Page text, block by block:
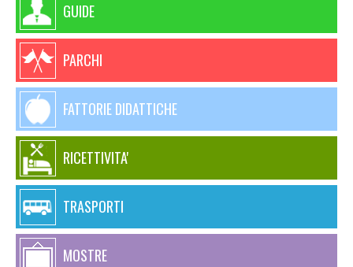
GUIDE
PARCHI
FATTORIE DIDATTICHE
RICETTIVITA'
TRASPORTI
MOSTRE